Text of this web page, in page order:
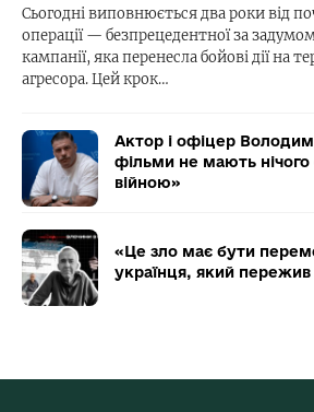
Сьогодні виповнюється два роки від
операції — безпрецедентної за
кампанії, яка перенесла бойові дії на
агресора. Цей крок…
Актор і офіцер
фільми не мають нічого
війною»
«Це зло має бути
українця, який пережив